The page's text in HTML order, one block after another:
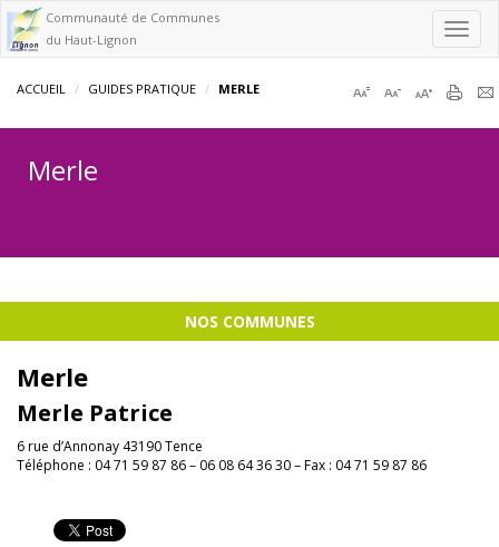
Communauté de Communes
du Haut-Lignon
ACCUEIL GUIDES PRATIQUE MERLE
Merle
NOS COMMUNES
Merle
Merle Patrice
6 rue d’Annonay 43190 Tence
Téléphone : 04 71 59 87 86 – 06 08 64 36 30 – Fax : 04 71 59 87 86